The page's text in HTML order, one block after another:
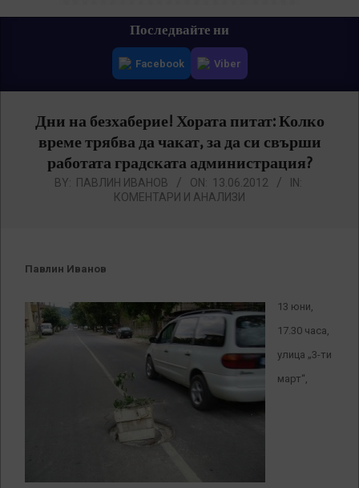
Последвайте ни
Facebook Viber
Дни на безхаберие! Хората питат: Колко
време трябва да чакат, за да си свърши
работата градската администрация?
BY: ПАВЛИН ИВАНОВ ON: 13.06.2012
IN:
КОМЕНТАРИ И АНАЛИЗИ
Павлин Иванов
13 юни,
17.30 часа,
улица „3-ти
март“,